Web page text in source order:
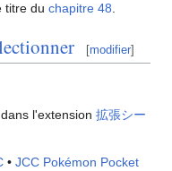
titre du chapitre 48.
[modifier]
l'extension 拡張シー
• JCC Pokémon Pocket